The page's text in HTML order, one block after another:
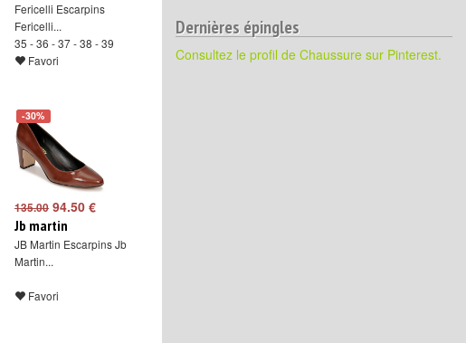
Fericelli Escarpins
Fericelli...
35 - 36 - 37 - 38 - 39
Favori
-30%
135.00 94.50 €
Jb martin
JB Martin Escarpins Jb
Martin...
Favori
Dernières épingles
Consultez le profil de Chaussure sur Pinterest.